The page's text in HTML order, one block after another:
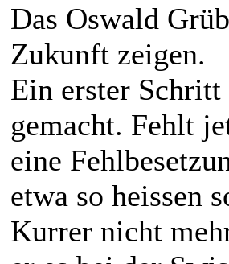
Das Oswald
Zukunft zeigen.
Ein erster
gemacht. Fehlt
eine
etwa so heissen
Kurrer nicht